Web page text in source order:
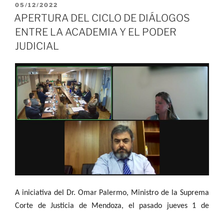
PUBLICADO
EL
05/12/2022
APERTURA DEL CICLO DE DIÁLOGOS
ENTRE LA ACADEMIA Y EL PODER
JUDICIAL
A iniciativa del Dr. Omar Palermo, Ministro de la Suprema
Corte de Justicia de Mendoza, el pasado jueves 1 de